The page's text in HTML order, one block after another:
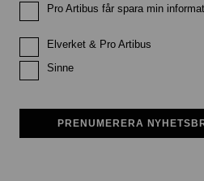
Pro Artibus får spara min
Elverket & Pro Artibus
Sinne
PRENUMERERA